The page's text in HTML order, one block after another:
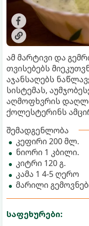
ამ მარტივი და
თვისებებს
აჯანსაღებს
სისტემას,
აღმოფხვრის
ქოლესტერინს
შემადგენლობა
კეფირი 200 მლ.
ნიორი 1 კბილი.
კიტრი 120 გ.
კამა 1 4-5 ღერო
მარილი
საფეხურები: